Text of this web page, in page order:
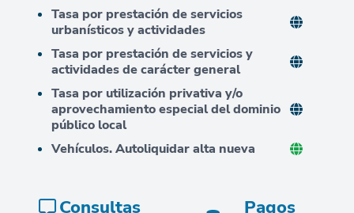
Tasa por prestación de servicios
urbanísticos y actividades
Tasa por prestación de servicios y
actividades de carácter general
Tasa por utilización privativa y/o
aprovechamiento especial del dominio
público local
Vehículos. Autoliquidar alta nueva
Consultas
Pagos